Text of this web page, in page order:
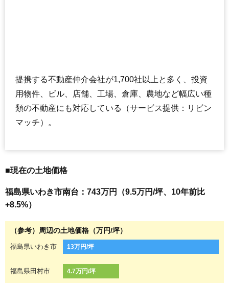
提携する不動産仲介会社が1,700社以上と多く、投資
用物件、ビル、店舗、工場、倉庫、農地など幅広い種
類の不動産にも対応している（サービス提供：リビン
マッチ）。
■現在の土地価格
福島県いわき市南台：743万円（9.5万円/坪、10年前比
+8.5%）
（参考）周辺の土地価格（万円/坪）
福島県いわき市 13万円/坪
福島県田村市 4.7万円/坪